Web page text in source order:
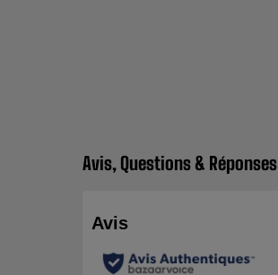
Avis, Questions & Réponses